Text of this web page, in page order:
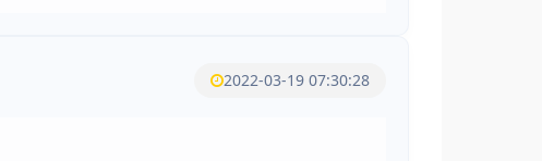
2022-03-19 07:30:28